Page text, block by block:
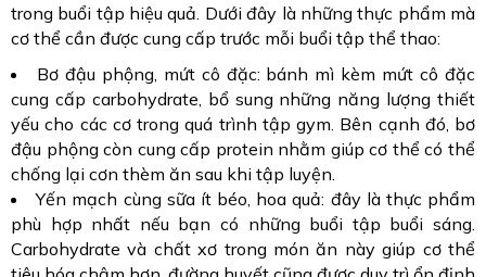
trong buổi tập hiệu quả. Dưới đây là những thực phẩm mà
cơ thể cần được cung cấp trước mỗi buổi tập thể thao:
Bơ đậu phộng, mứt cô đặc: bánh mì kèm mứt cô đặc
cung cấp carbohydrate, bổ sung những năng lượng thiết
yếu cho các cơ trong quá trình tập gym. Bên cạnh đó, bơ
đậu phộng còn cung cấp protein nhằm giúp cơ thể có thể
chống lại cơn thèm ăn sau khi tập luyện.
Yến mạch cùng sữa ít béo, hoa quả: đây là thực phẩm
phù hợp nhất nếu bạn có những buổi tập buổi sáng.
Carbohydrate và chất xơ trong món ăn này giúp cơ thể